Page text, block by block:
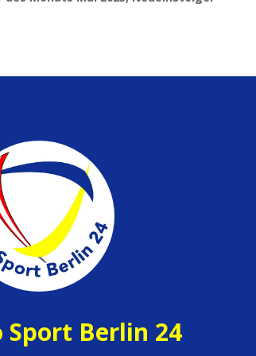
Sport Berlin 24